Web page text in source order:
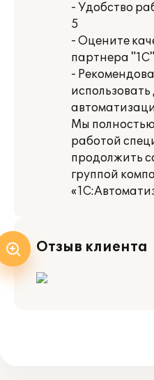
- Удобство
5
- Оцените
партнера
-
Мы
работой
продолжить
группой
Отзыв клиента